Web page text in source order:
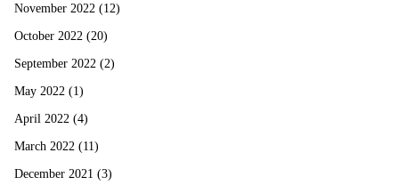
November 2022 (12)
October 2022 (20)
September 2022 (2)
May 2022 (1)
April 2022 (4)
March 2022 (11)
December 2021 (3)